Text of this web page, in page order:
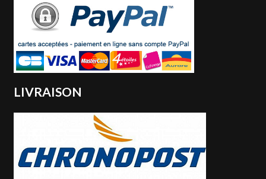
LIVRAISON